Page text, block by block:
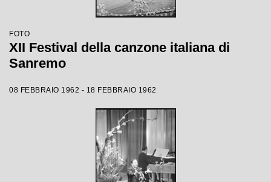
FOTO
XII Festival della canzone italiana di
Sanremo
08 FEBBRAIO 1962 - 18 FEBBRAIO 1962